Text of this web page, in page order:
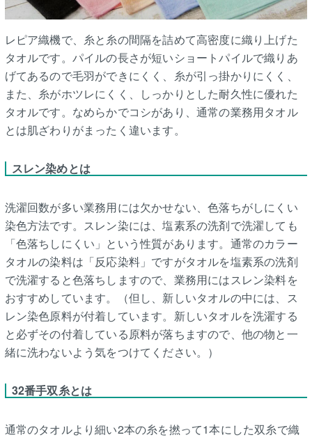
レピア織機で、糸と糸の間隔を詰めて高密度に織り上げた
タオルです。パイルの長さが短いショートパイルで織りあ
げてあるので毛羽ができにくく、糸が引っ掛かりにくく、
また、糸がホツレにくく、しっかりとした耐久性に優れた
タオルです。なめらかでコシがあり、通常の業務用タオル
とは肌ざわりがまったく違います。
スレン染めとは
洗濯回数が多い業務用には欠かせない、色落ちがしにくい
染色方法です。スレン染には、塩素系の洗剤で洗濯しても
「色落ちしにくい」という性質があります。通常のカラー
タオルの染料は「反応染料」ですがタオルを塩素系の洗剤
で洗濯すると色落ちしますので、業務用にはスレン染料を
おすすめしています。（但し、新しいタオルの中には、ス
レン染色原料が付着しています。新しいタオルを洗濯する
と必ずその付着している原料が落ちますので、他の物と一
緒に洗わないよう気をつけてください。）
32番手双糸とは
通常のタオルより細い2本の糸を撚って1本にした双糸で織